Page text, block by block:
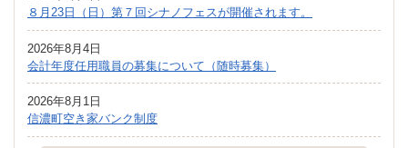
８月23日（日）第７回シナノフェスが開催されます。
2026年8月4日
会計年度任用職員の募集について（随時募集）
2026年8月1日
信濃町空き家バンク制度